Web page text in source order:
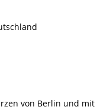
von Berlin und mit